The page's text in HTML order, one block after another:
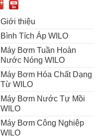
Giới thiệu
Bình Tích Áp WILO
Máy Bơm Tuần Hoàn
Nước Nóng WILO
Máy Bơm Hóa Chất Dạng
Từ WILO
Máy Bơm Nước Tự Mồi
WILO
Máy Bơm Công Nghiệp
WILO